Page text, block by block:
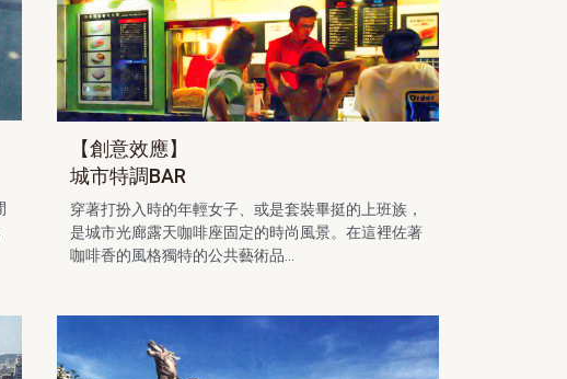
【創意效應】
城市特調BAR
穿著打扮入時的年輕女子、或是套裝畢挺的上班族，
是城市光廊露天咖啡座固定的時尚風景。在這裡佐著
咖啡香的風格獨特的公共藝術品...